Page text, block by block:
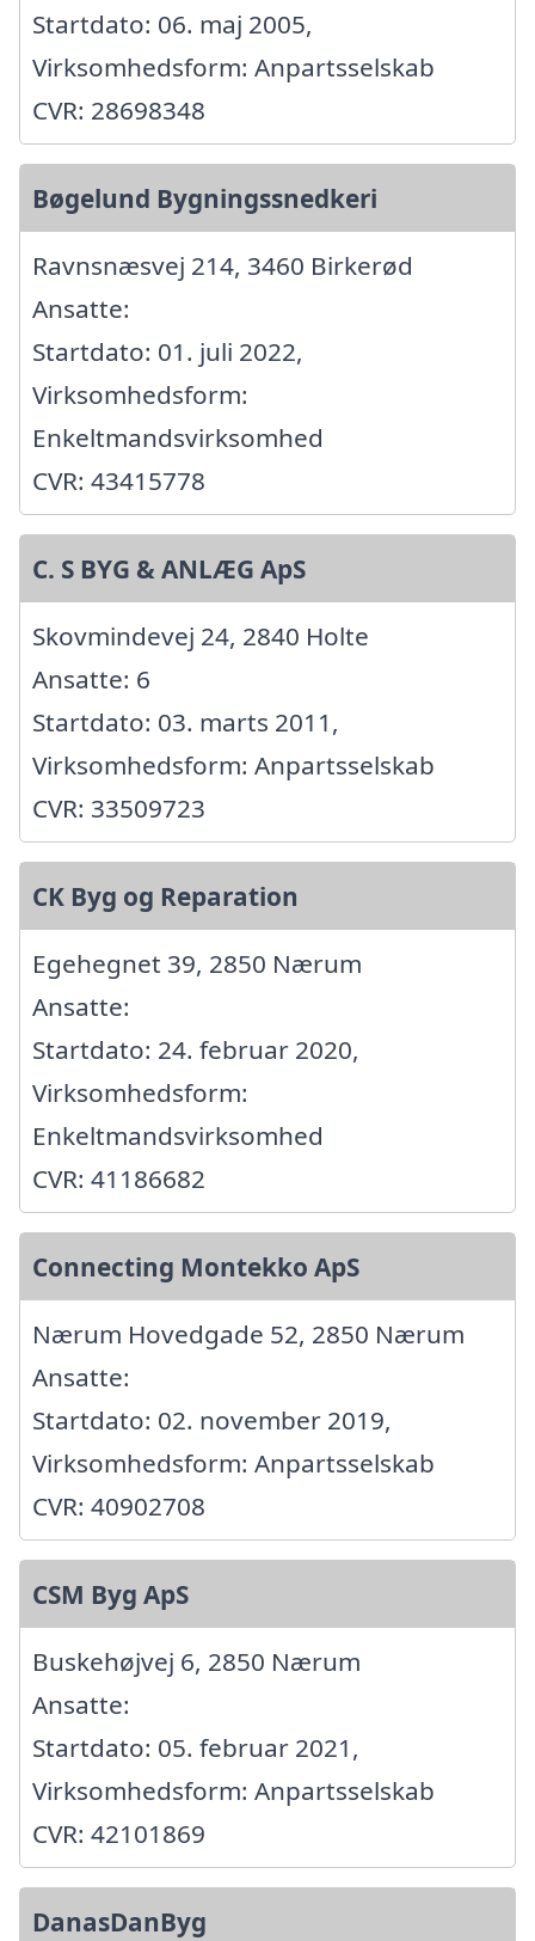
Startdato: 06. maj 2005,
Virksomhedsform: Anpartsselskab
CVR: 28698348
Bøgelund Bygningssnedkeri
Ravnsnæsvej 214, 3460 Birkerød
Ansatte:
Startdato: 01. juli 2022,
Virksomhedsform:
Enkeltmandsvirksomhed
CVR: 43415778
C. S BYG & ANLÆG ApS
Skovmindevej 24, 2840 Holte
Ansatte: 6
Startdato: 03. marts 2011,
Virksomhedsform: Anpartsselskab
CVR: 33509723
CK Byg og Reparation
Egehegnet 39, 2850 Nærum
Ansatte:
Startdato: 24. februar 2020,
Virksomhedsform:
Enkeltmandsvirksomhed
CVR: 41186682
Connecting Montekko ApS
Nærum Hovedgade 52, 2850 Nærum
Ansatte:
Startdato: 02. november 2019,
Virksomhedsform: Anpartsselskab
CVR: 40902708
CSM Byg ApS
Buskehøjvej 6, 2850 Nærum
Ansatte:
Startdato: 05. februar 2021,
Virksomhedsform: Anpartsselskab
CVR: 42101869
DanasDanByg